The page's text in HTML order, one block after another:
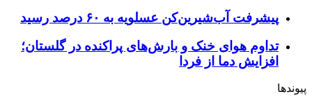
پیشرفت آب‌شیرین‌کن عسلویه به ۶۰ درصد رسید
تداوم هوای خنک و بارش‌های پراکنده در گلستان؛
افزایش دما از فردا
پیوندها